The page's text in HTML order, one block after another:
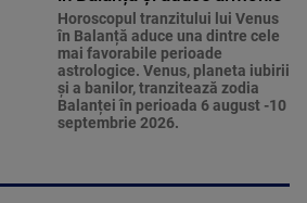
Horoscopul tranzitului lui Venus
în Balanță aduce una dintre cele
mai favorabile perioade
astrologice. Venus, planeta iubirii
și a banilor, tranzitează zodia
Balanței în perioada 6 august -10
septembrie 2026.